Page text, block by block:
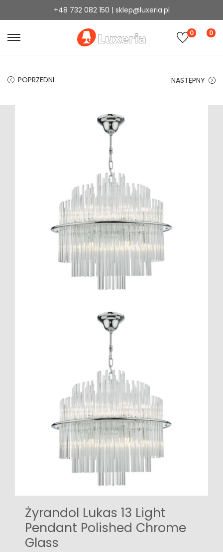
+48 732 082 150 | sklep@luxeria.pl
0 0
POPRZEDNI NASTĘPNY
Żyrandol Lukas 13 Light
Pendant Polished Chrome
Glass